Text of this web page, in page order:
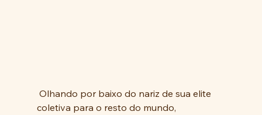
coletiva para o resto do mundo,